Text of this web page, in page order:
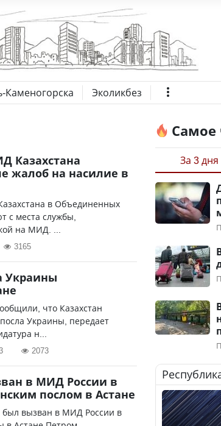
Каменогорска Эколикбез
Казахстана
жалоб на насилие в
в Объединенных
с места службы,
на МИД. ...
3165
Украины
что Казахстан
Украины, передает
н...
2073
в МИД России в
послом в Астане
был вызван в МИД России в
Самое
За 3 дня